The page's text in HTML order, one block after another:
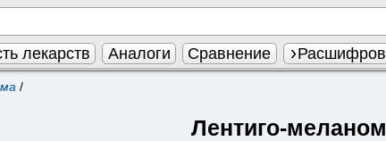
лекарств Аналоги Сравнение
/
Лентиго-